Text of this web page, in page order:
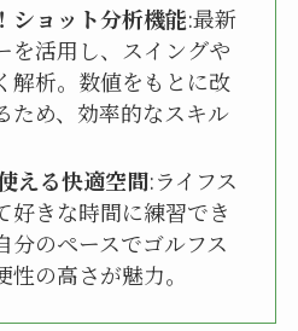
ショット分析機能:最新
を活用し、スイングや
解析。数値をもとに改
ため、効率的なスキル
える快適空間:ライフス
好きな時間に練習でき
分のペースでゴルフス
の高さが魅力。